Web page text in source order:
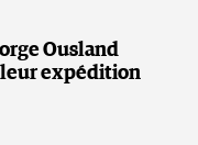
Ousland
expédition